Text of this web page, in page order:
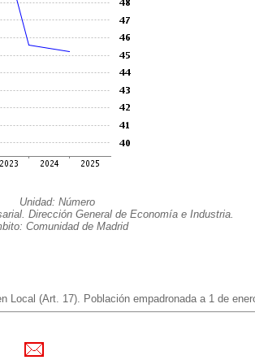
Unidad: Número
Dirección General de Economía e Industria.
Comunidad de Madrid
(Art. 17). Población empadronada a 1 de